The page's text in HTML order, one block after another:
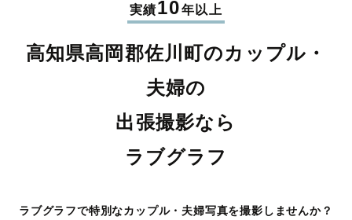
実績10年以上
高知県高岡郡佐川町のカップル・
夫婦の
出張撮影なら
ラブグラフ
ラブグラフで特別なカップル・夫婦写真を撮影しませんか？